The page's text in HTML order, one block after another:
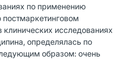
по применению
постмаркетинговом
исследованиях
определялась по
образом: очень